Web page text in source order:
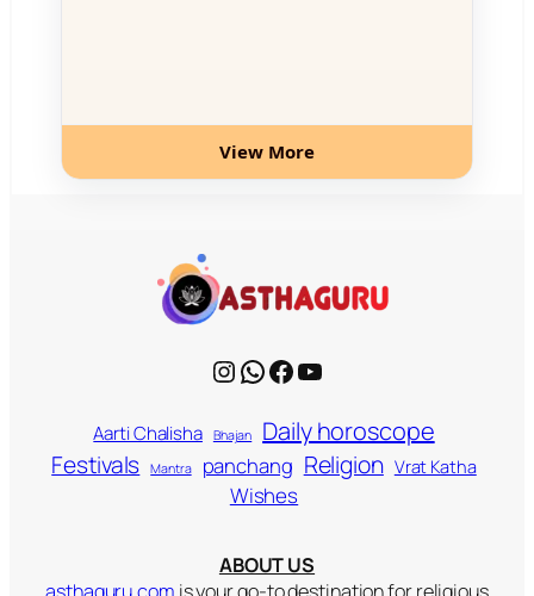
View More
Instagram WhatsApp Facebook YouTube
Aarti Chalisha Bhajan Daily horoscope
Festivals Mantra panchang Religion Vrat Katha
Wishes
ABOUT US